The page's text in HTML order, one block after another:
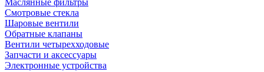
Маслянные фильтры
Смотровые стекла
Шаровые вентили
Обратные клапаны
Вентили четырехходовые
Запчасти и аксессуары
Электронные устройства